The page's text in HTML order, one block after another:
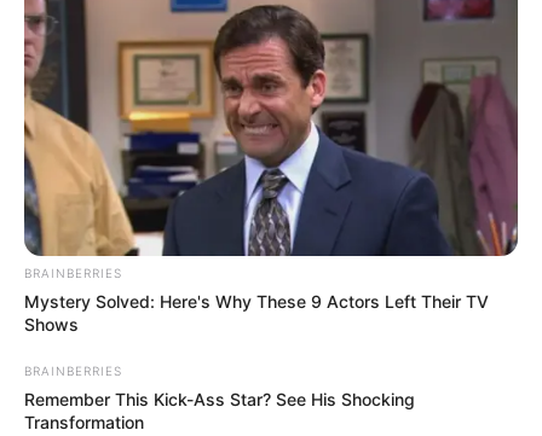
This Trick Will Give You An Erection At Any Age
MEDVI
Why Are More Adults Experiencing Joint Stiffness?
JOINT CARE
BRAINBERRIES
Mystery Solved: Here's Why These 9 Actors Left Their TV
Shows
BRAINBERRIES
Remember This Kick-Ass Star? See His Shocking
Transformation